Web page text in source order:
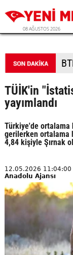
08 AĞUSTOS 2026
TÜİK'in
yayımlandı
Türkiye'de ortalama
gerilerken ortalama
4,84 kişiyle Şırnak
12.05.2026 11:04:00
Anadolu Ajansı